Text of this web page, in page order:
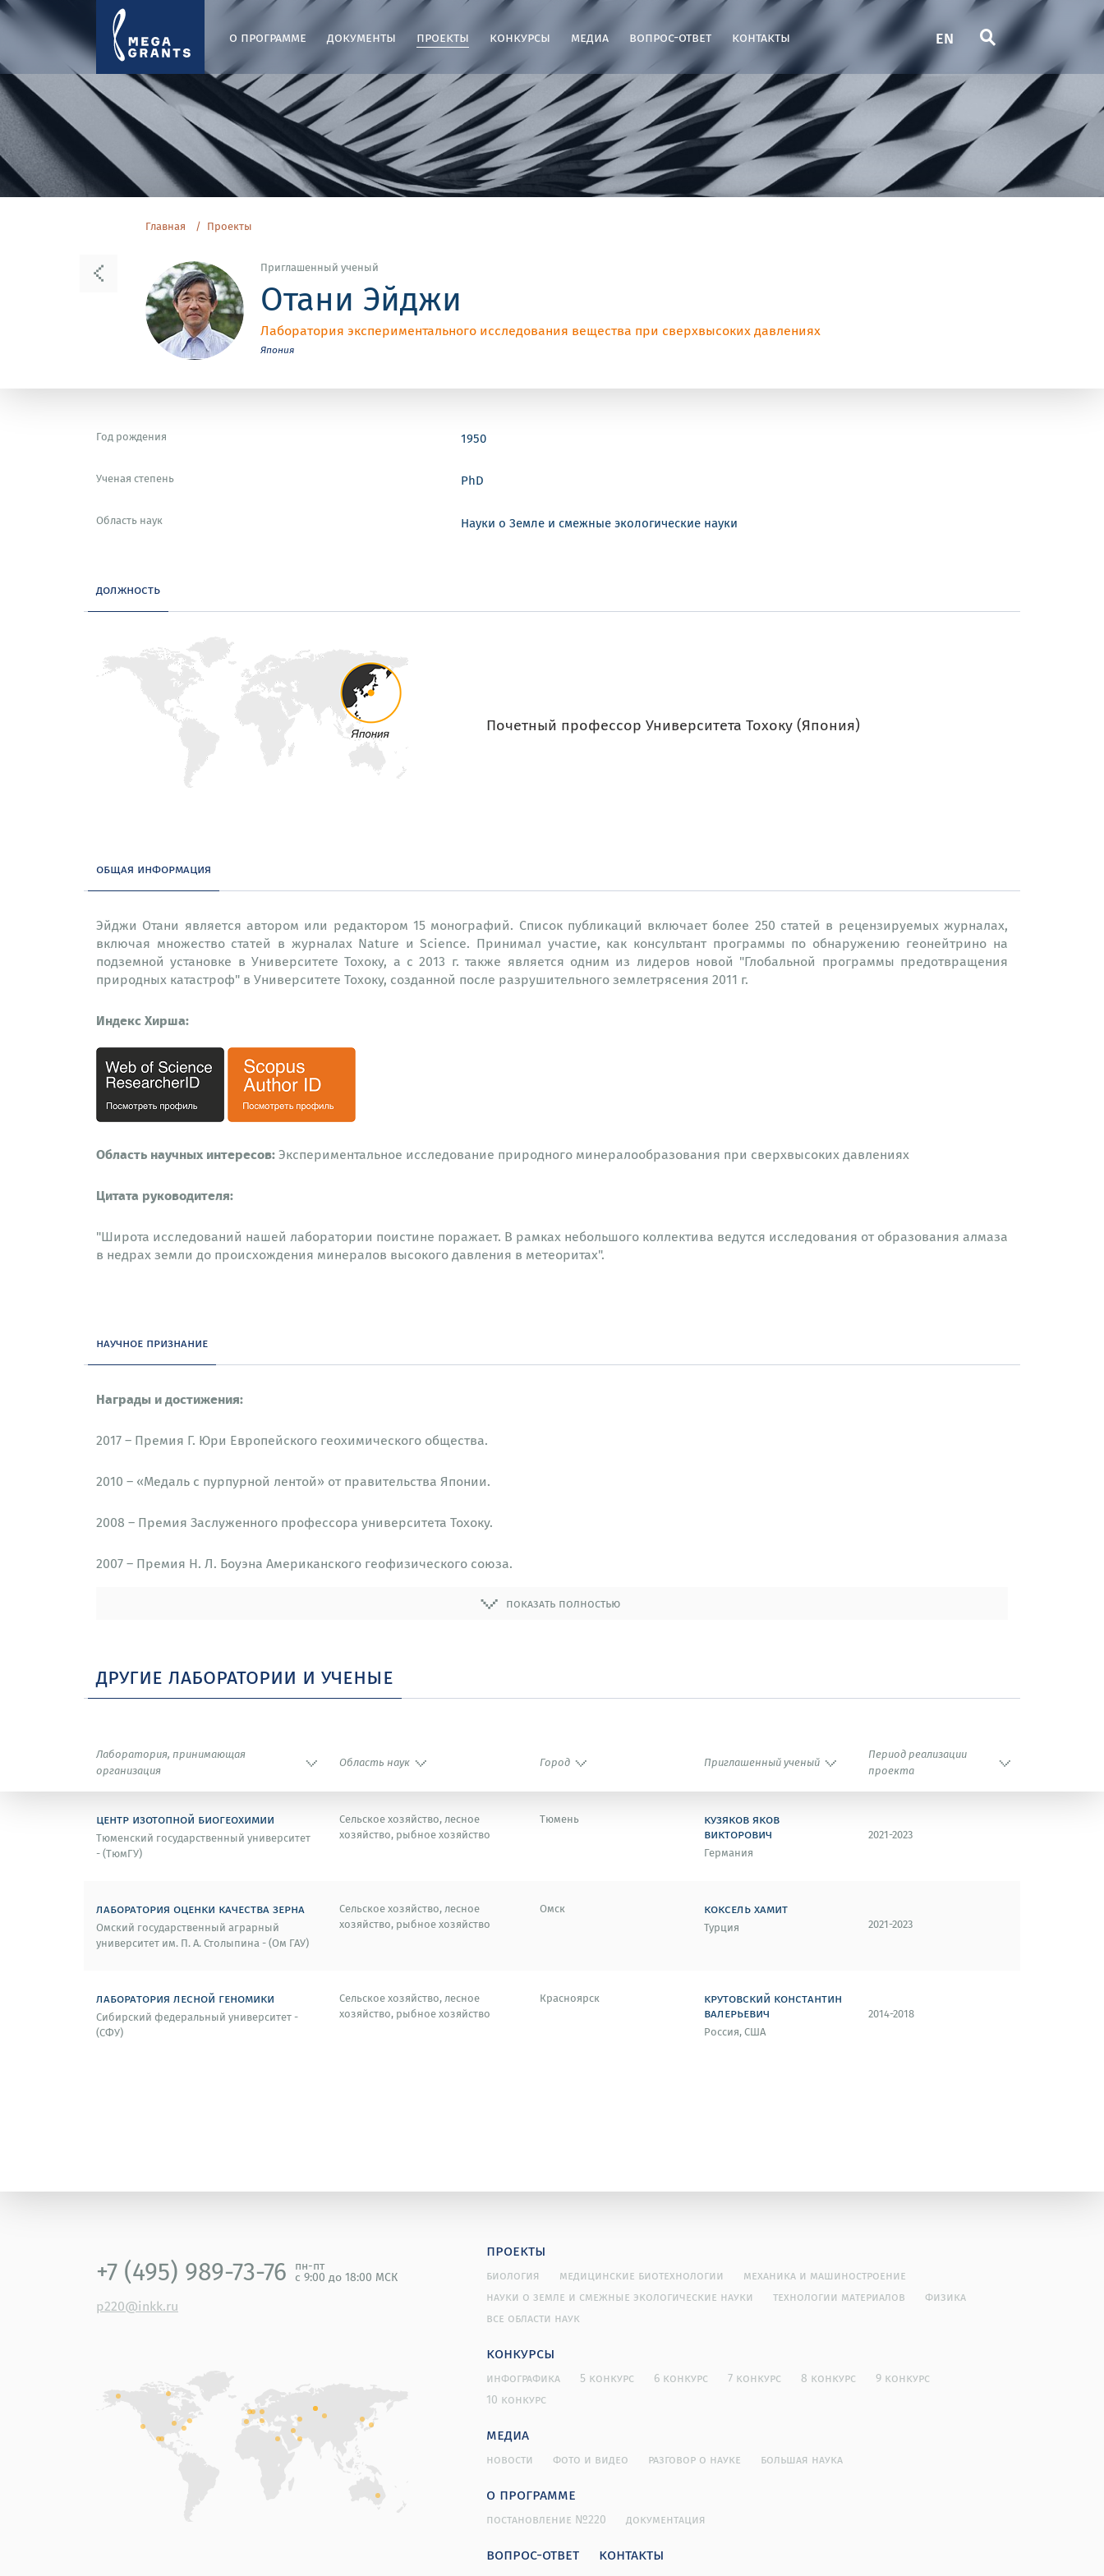
о программе документы проекты конкурсы медиа вопрос-ответ контакты EN
Главная Проекты
Приглашенный ученый
Отани Эйджи
Лаборатория экспериментального исследования вещества при сверхвысоких давлениях
Япония
Год рождения 1950
Ученая степень PhD
Область наук Науки о Земле и смежные экологические науки
должность
Почетный профессор Университета Тохоку (Япония)
общая информация
Эйджи Отани является автором или редактором 15 монографий. Список публикаций включает более 250 статей в рецензируемых журналах,
включая множество статей в журналах Nature и Science. Принимал участие, как консультант программы по обнаружению геонейтрино на
подземной установке в Университете Тохоку, а с 2013 г. также является одним из лидеров новой "Глобальной программы предотвращения
природных катастроф" в Университете Тохоку, созданной после разрушительного землетрясения 2011 г.
Индекс Хирша:
Область научных интересов:Экспериментальное исследование природного минералообразования при сверхвысоких давлениях
Цитата руководителя:
"Широта исследований нашей лаборатории поистине поражает. В рамках небольшого коллектива ведутся исследования от образования алмаза
в недрах земли до происхождения минералов высокого давления в метеоритах".
научное признание
Награды и достижения:
2017 – Премия Г. Юри Европейского геохимического общества.
2010 – «Медаль с пурпурной лентой» от правительства Японии.
2008 – Премия Заслуженного профессора университета Тохоку.
2007 – Премия Н. Л. Боуэна Американского геофизического союза.
показать полностью
другие лаборатории и ученые
Лаборатория, принимающая
организация
Область наук Город Приглашенный ученый
Период реализации
проекта
центр изотопной биогеохимии
Тюменский государственный университет
- (ТюмГУ)
Сельское хозяйство, лесное
хозяйство, рыбное хозяйство
Тюмень
кузяков яков
викторович
Германия
2021-2023
лаборатория оценки качества зерна
Омский государственный аграрный
университет им. П. А. Столыпина - (Ом ГАУ)
Сельское хозяйство, лесное
хозяйство, рыбное хозяйство
Омск коксель хамит
Турция 2021-2023
лаборатория лесной геномики
Сибирский федеральный университет -
(СФУ)
Сельское хозяйство, лесное
хозяйство, рыбное хозяйство
Красноярск
крутовский константин
валерьевич
Россия, США
2014-2018
+7 (495) 989-73-76 пн-пт
с 9:00 до 18:00 МСК
p220@inkk.ru
проекты
биология медицинские биотехнологии
механика и машиностроение
науки о земле и смежные экологические науки
технологии материалов
физика
все области наук
конкурсы
инфографика 5 конкурс 6 конкурс 7 конкурс 8 конкурс
9 конкурс
10 конкурс
медиа
новости фото и видео разговор о науке большая наука
о программе
постановление №220 документация
вопрос-ответ контакты